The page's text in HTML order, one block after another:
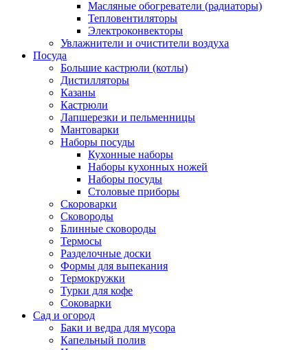
Масляные обогреватели (радиаторы)
Тепловентиляторы
Электроконвекторы
Увлажнители и очистители воздуха
Посуда
Большие кастрюли (котлы)
Дистилляторы
Казаны
Кастрюли
Лапшерезки и пельменницы
Мантоварки
Наборы посуды
Кухонные наборы
Наборы кухонных ножей
Наборы посуды
Столовые приборы
Скороварки
Сковороды
Блинные сковороды
Термосы
Разделочные доски
Формы для выпекания
Термокружки
Турки для кофе
Соковарки
Сад и огород
Баки и ведра для мусора
Капельный полив